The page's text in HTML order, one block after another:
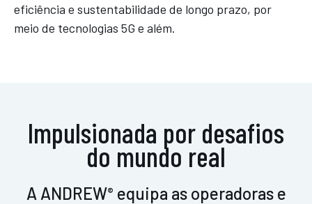
eficiência e sustentabilidade de longo prazo, por
meio de tecnologias 5G e além.
Impulsionada por desafios
do mundo real
A ANDREW® equipa as operadoras e